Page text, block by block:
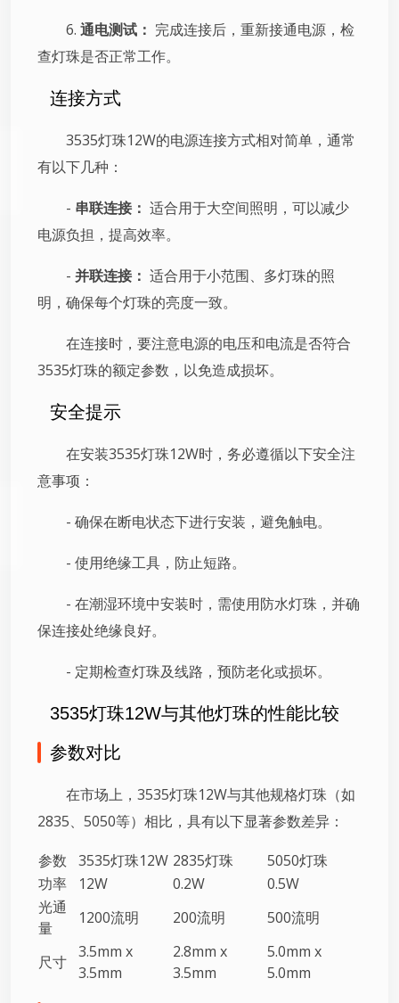
6. 通电测试： 完成连接后，重新接通电源，检
查灯珠是否正常工作。
连接方式
3535灯珠12W的电源连接方式相对简单，通常
有以下几种：
- 串联连接： 适合用于大空间照明，可以减少
电源负担，提高效率。
- 并联连接： 适合用于小范围、多灯珠的照
明，确保每个灯珠的亮度一致。
在连接时，要注意电源的电压和电流是否符合
3535灯珠的额定参数，以免造成损坏。
安全提示
在安装3535灯珠12W时，务必遵循以下安全注
意事项：
- 确保在断电状态下进行安装，避免触电。
- 使用绝缘工具，防止短路。
- 在潮湿环境中安装时，需使用防水灯珠，并确
保连接处绝缘良好。
- 定期检查灯珠及线路，预防老化或损坏。
3535灯珠12W与其他灯珠的性能比较
参数对比
在市场上，3535灯珠12W与其他规格灯珠（如
2835、5050等）相比，具有以下显著参数差异：
参数
3535灯珠12W 2835灯珠
5050灯珠
功率
12W 0.2W
0.5W
光通
量
1200流明 200流明 500流明
尺寸
3.5mm x
3.5mm
2.8mm x
3.5mm
5.0mm x
5.0mm